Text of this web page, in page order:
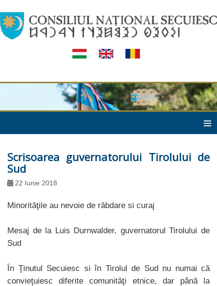
≡
Scrisoarea guvernatorului Tirolului de
Sud
22 Iunie 2018
Minorităţile au nevoie de răbdare si curaj
Mesaj de la Luis Durnwalder, guvernatorul Tirolului de
Sud
În Ţinutul Secuiesc si în Tirolul de Sud nu numai că
convieţuiesc diferite comunităţi etnice, dar până la